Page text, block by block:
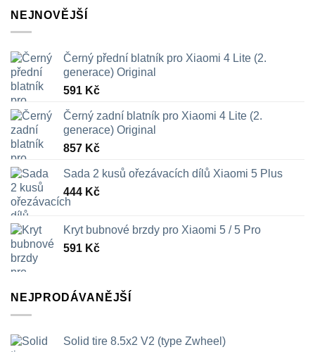
produktu
NEJNOVĚJŠÍ
Černý přední blatník pro Xiaomi 4 Lite (2.
generace) Original
591 Kč
Černý zadní blatník pro Xiaomi 4 Lite (2.
generace) Original
857 Kč
Sada 2 kusů ořezávacích dílů Xiaomi 5 Plus
444 Kč
Kryt bubnové brzdy pro Xiaomi 5 / 5 Pro
591 Kč
NEJPRODÁVANĚJŠÍ
Solid tire 8.5x2 V2 (type Zwheel)